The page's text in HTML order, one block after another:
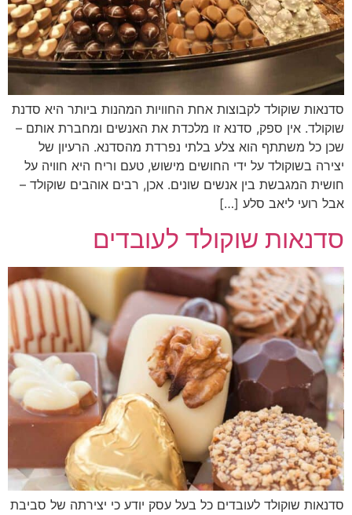
סדנאות שוקולד לקבוצות אחת החוויות המהנות ביותר היא סדנת
שוקולד. אין ספק, סדנא זו מלכדת את האנשים ומחברת אותם –
שכן כל משתתף הוא צלע בלתי נפרדת מהסדנא. הרעיון של
יצירה בשוקולד על ידי החושים מישוש, טעם וריח היא חוויה על
חושית המגבשת בין אנשים שונים. אכן, רבים אוהבים שוקולד –
אבל רועי ליאב סלע […]
סדנאות שוקולד לעובדים
סדנאות שוקולד לעובדים כל בעל עסק יודע כי יצירתה של סביבת